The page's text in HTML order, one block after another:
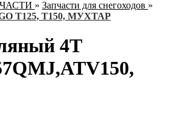
» Запчасти для снегоходов »
T125, Т150, МУХТАР
4Т